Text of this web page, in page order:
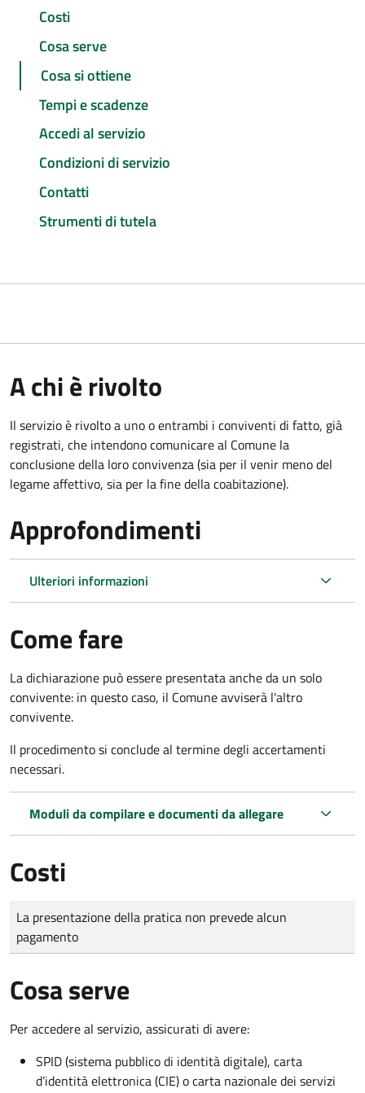
Costi
Cosa serve
Cosa si ottiene
Tempi e scadenze
Accedi al servizio
Condizioni di servizio
Contatti
Strumenti di tutela
A chi è rivolto
Il servizio è rivolto a uno o entrambi i conviventi di fatto, già
registrati, che intendono comunicare al Comune la
conclusione della loro convivenza (sia per il venir meno del
legame affettivo, sia per la fine della coabitazione).
Approfondimenti
Ulteriori informazioni
Come fare
La dichiarazione può essere presentata anche da un solo
convivente: in questo caso, il Comune avviserà l'altro
convivente.
Il procedimento si conclude al termine degli accertamenti
necessari.
Moduli da compilare e documenti da allegare
Costi
Tipo di pagamento
Importo
La presentazione della pratica non prevede alcun
pagamento
Cosa serve
Per accedere al servizio, assicurati di avere:
SPID (sistema pubblico di identità digitale), carta
d’identità elettronica (CIE) o carta nazionale dei servizi